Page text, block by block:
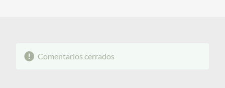
Comentarios cerrados